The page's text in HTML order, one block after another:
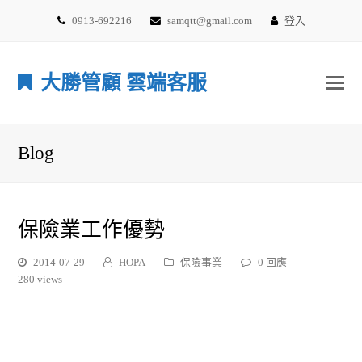
0913-692216 samqtt@gmail.com 登入
大勝管顧 雲端客服
Blog
保險業工作優勢
2014-07-29 HOPA 保險事業
0 回應
280 views